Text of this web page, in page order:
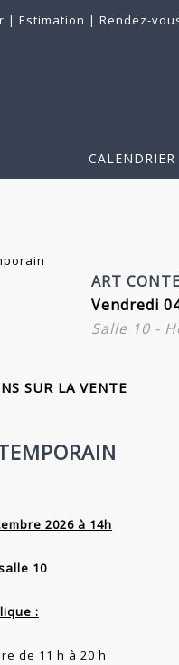
| Estimation | Rendez-
CALENDRIER
ART
Vendredi
Salle 10 -
SUR LA VENTE
2026 à 14h
10
:
de 11 h à 20 h